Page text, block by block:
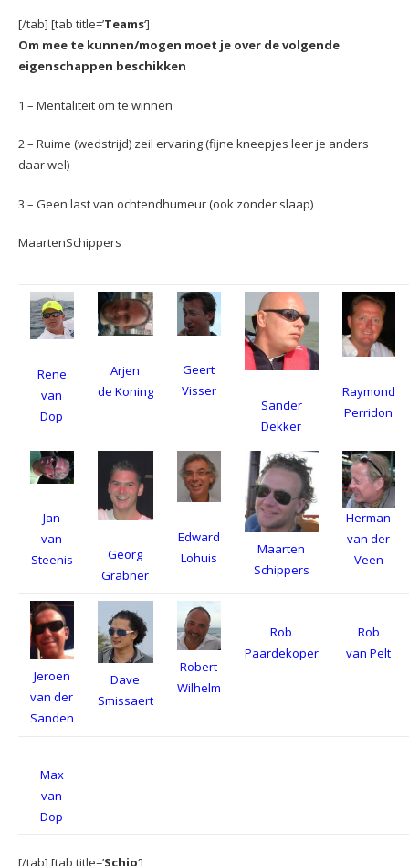
[/tab] [tab title=’Teams‘]
Om mee te kunnen/mogen moet je over de volgende
eigenschappen beschikken
1 – Mentaliteit om te winnen
2 – Ruime (wedstrijd) zeil ervaring (fijne kneepjes leer je anders
daar wel)
3 – Geen last van ochtendhumeur (ook zonder slaap)
MaartenSchippers
Rene
van
Dop
Arjen
de Koning
Geert
Visser
Sander
Dekker
Raymond
Perridon
Jan
van
Steenis
Georg
Grabner
Edward
Lohuis
Maarten
Schippers
Herman
van der
Veen
Jeroen
van der
Sanden
Dave
Smissaert
Robert
Wilhelm
Rob
Paardekoper
Rob
van Pelt
Max
van
Dop
[/tab] [tab title=’Schip‘]